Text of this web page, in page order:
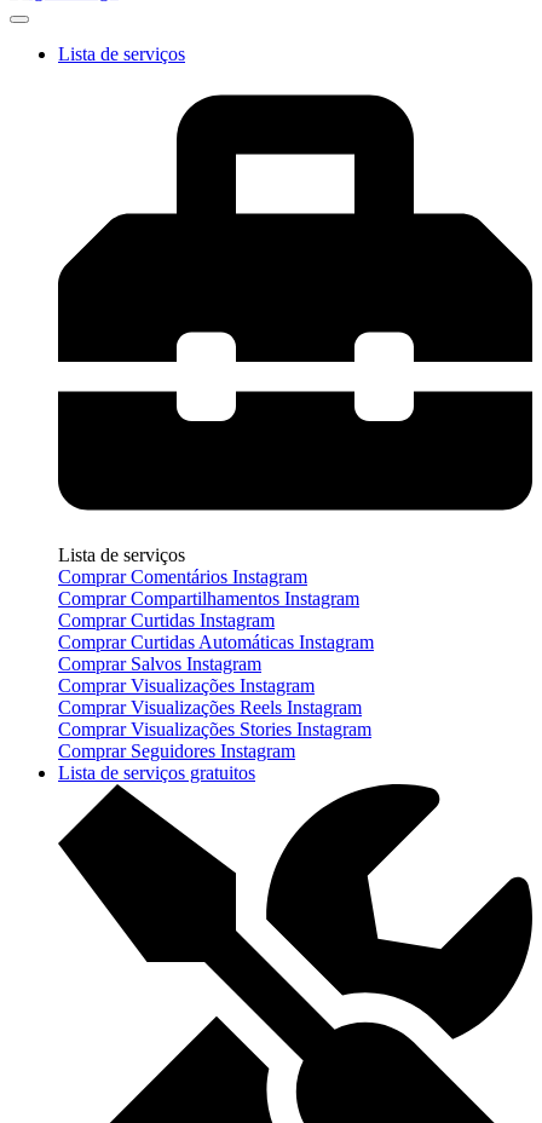
Lista de serviços
Lista de serviços
Comprar Comentários Instagram
Comprar Compartilhamentos Instagram
Comprar Curtidas Instagram
Comprar Curtidas Automáticas Instagram
Comprar Salvos Instagram
Comprar Visualizações Instagram
Comprar Visualizações Reels Instagram
Comprar Visualizações Stories Instagram
Comprar Seguidores Instagram
Lista de serviços gratuitos